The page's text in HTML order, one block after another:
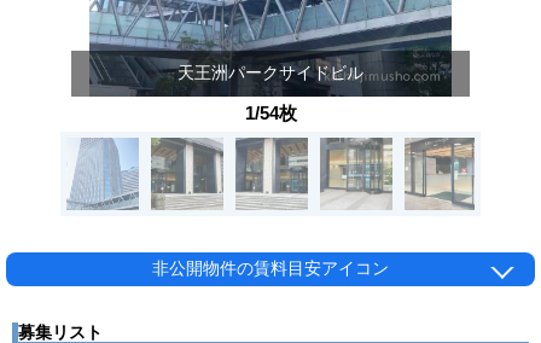
天王洲パークサイドビル
1/54枚
非公開物件の賃料目安アイコン
募集リスト